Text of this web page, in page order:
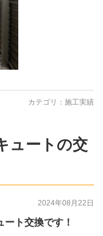
カテゴリ： 施工実績
ュートの交
2024年08月22日
ト交換です！